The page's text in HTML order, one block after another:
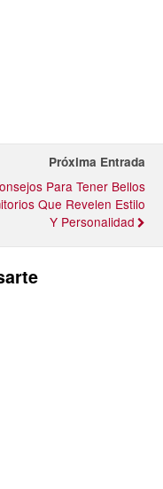
Próxima Entrada
Para Tener Bellos
Que Revelen Estilo
Y Personalidad